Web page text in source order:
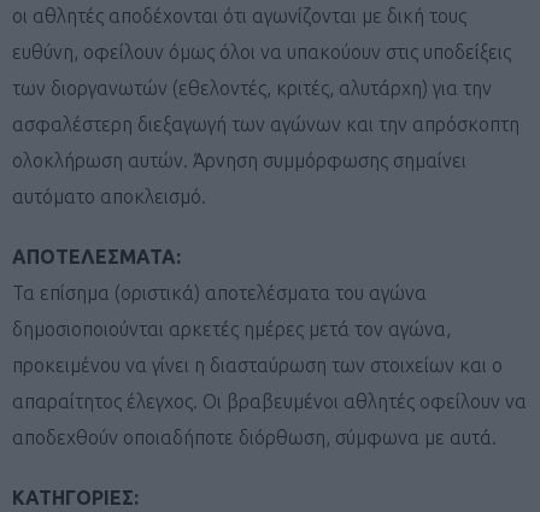
οι αθλητές αποδέχονται ότι αγωνίζονται με δική τους
ευθύνη, οφείλουν όμως όλοι να υπακούουν στις υποδείξεις
των διοργανωτών (εθελοντές, κριτές, αλυτάρχη) για την
ασφαλέστερη διεξαγωγή των αγώνων και την απρόσκοπτη
ολοκλήρωση αυτών. Άρνηση συμμόρφωσης σημαίνει
αυτόματο αποκλεισμό.
ΑΠΟΤΕΛΕΣΜΑΤΑ:
Τα επίσημα (οριστικά) αποτελέσματα του αγώνα
δημοσιοποιούνται αρκετές ημέρες μετά τον αγώνα,
προκειμένου να γίνει η διασταύρωση των στοιχείων και ο
απαραίτητος έλεγχος. Οι βραβευμένοι αθλητές οφείλουν να
αποδεχθούν οποιαδήποτε διόρθωση, σύμφωνα με αυτά.
ΚΑΤΗΓΟΡΙΕΣ: